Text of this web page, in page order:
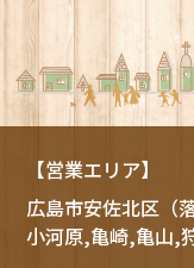
【営業エリア】
広島市安佐北区（
小河原,亀崎,亀山,